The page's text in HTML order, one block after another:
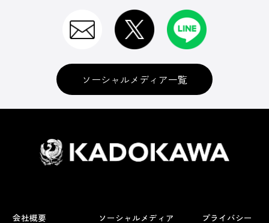
ソーシャルメディア一覧
会社概要 ソーシャルメディア プライバシー